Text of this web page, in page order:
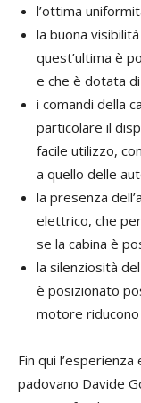
l’ottima
la buona
quest’ultima è
e che è dotata
i comandi della
particolare il
facile utilizzo,
a quello delle
la presenza
elettrico, che
se la cabina è
la silenziosità
è posizionato
motore
Fin qui
padovano Davide